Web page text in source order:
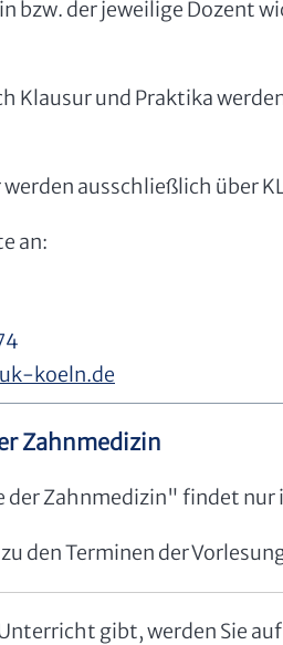
bzw. der jeweilige Dozent
Klausur und Praktika
ausschließlich über
an:
uk-koeln.de
Zahnmedizin
der Zahnmedizin" findet
den Terminen der
gibt, werden Sie